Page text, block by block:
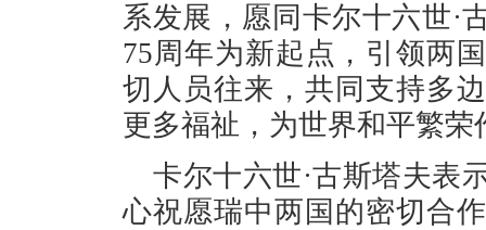
系发展，愿同卡尔十六世·
75周年为新起点，引领两
切人员往来，共同支持多
更多福祉，为世界和平繁荣
卡尔十六世·古斯塔夫表
心祝愿瑞中两国的密切合